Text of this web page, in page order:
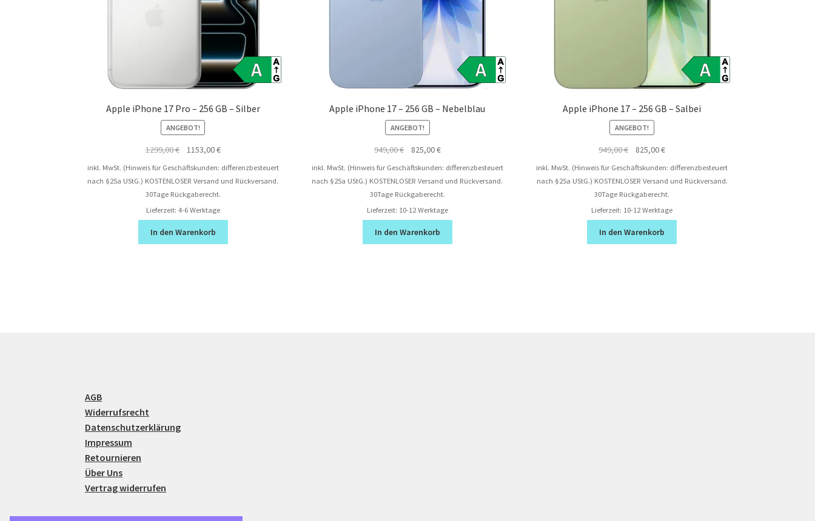
Apple iPhone 17 Pro – 256 GB – Silber
ANGEBOT!
1299,00€
Ursprünglicher
Preis
1153,00€Aktueller
Preis
inkl. MwSt. (Hinweis für Geschäftskunden: differenzbesteuert
nach §25a UStG.) KOSTENLOSER Versand und Rückversand.
30Tage Rückgaberecht.
Lieferzeit: 4-6 Werktage
In den Warenkorb
Apple iPhone 17 – 256 GB – Nebelblau
ANGEBOT!
949,00€
Ursprünglicher
Preis
825,00€Aktueller
Preis
inkl. MwSt. (Hinweis für Geschäftskunden: differenzbesteuert
nach §25a UStG.) KOSTENLOSER Versand und Rückversand.
30Tage Rückgaberecht.
Lieferzeit: 10-12 Werktage
In den Warenkorb
Apple iPhone 17 – 256 GB – Salbei
ANGEBOT!
949,00€
Ursprünglicher
Preis
825,00€Aktueller
Preis
inkl. MwSt. (Hinweis für Geschäftskunden: differenzbesteuert
nach §25a UStG.) KOSTENLOSER Versand und Rückversand.
30Tage Rückgaberecht.
Lieferzeit: 10-12 Werktage
In den Warenkorb
AGB
Widerrufsrecht
Datenschutzerklärung
Impressum
Retournieren
Über Uns
Vertrag widerrufen